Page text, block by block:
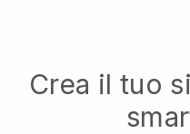
Crea il tuo